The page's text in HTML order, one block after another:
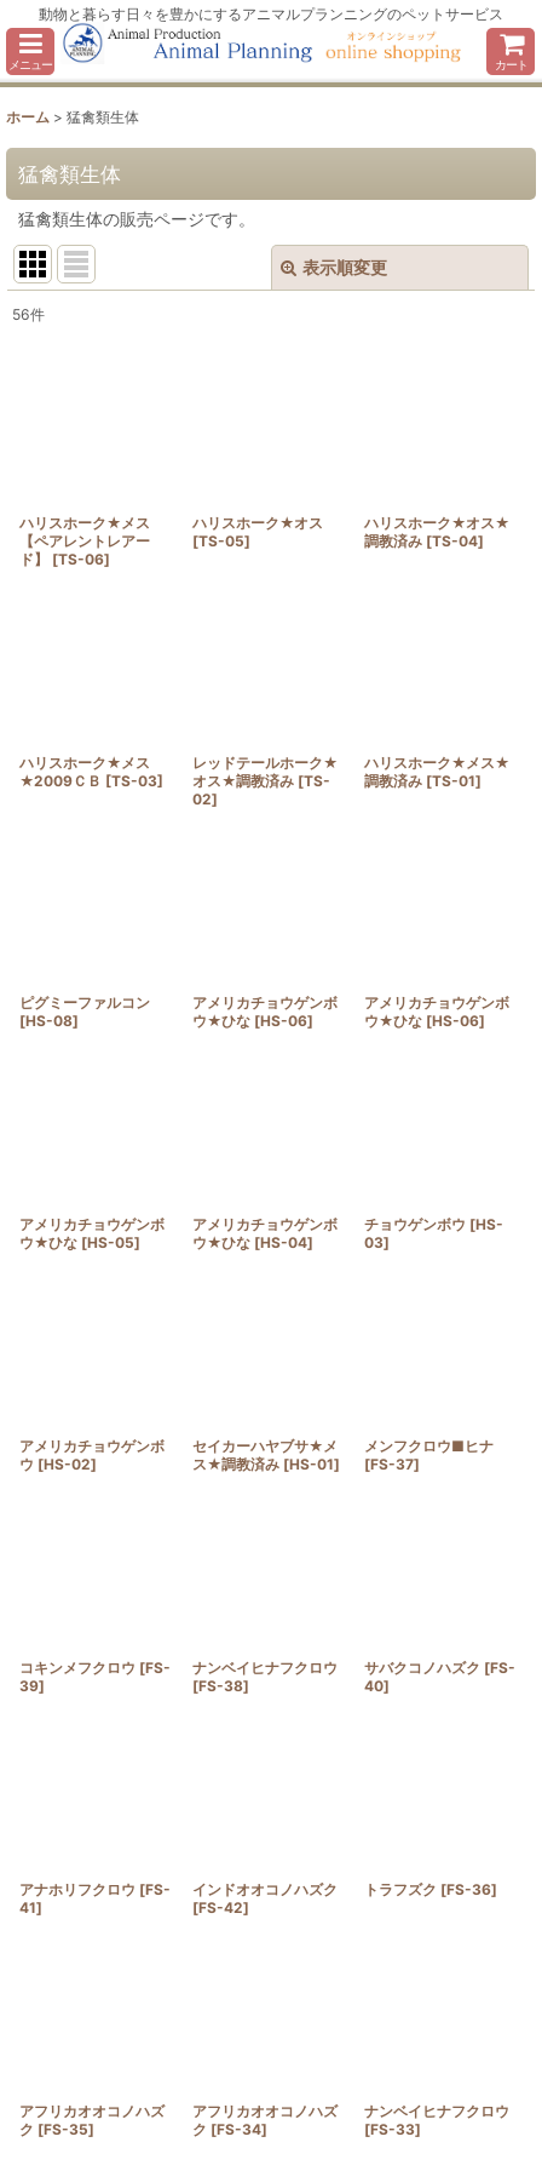
動物と暮らす日々を豊かにするアニマルプランニングのペットサービス
メニュー カート
ホーム > 猛禽類生体
猛禽類生体
猛禽類生体の販売ページです。
表示順変更
絞り込む
56件
ハリスホーク★メス
【ペアレントレアー
ド】
[TS-06]
ハリスホーク★オス
[TS-05]
ハリスホーク★オス★
調教済み [TS-04]
ハリスホーク★メス
★2009ＣＢ [TS-03]
レッドテールホーク★
オス★調教済み [TS-
02]
ハリスホーク★メス★
調教済み [TS-01]
ピグミーファルコン
[HS-08]
アメリカチョウゲンボ
ウ★ひな [HS-06]
アメリカチョウゲンボ
ウ★ひな [HS-06]
アメリカチョウゲンボ
ウ★ひな [HS-05]
アメリカチョウゲンボ
ウ★ひな [HS-04]
チョウゲンボウ [HS-
03]
アメリカチョウゲンボ
ウ [HS-02]
セイカーハヤブサ★メ
ス★調教済み [HS-01]
メンフクロウ■ヒナ
[FS-37]
コキンメフクロウ [FS-
39]
ナンベイヒナフクロウ
[FS-38]
サバクコノハズク [FS-
40]
アナホリフクロウ [FS-
41]
インドオオコノハズク
[FS-42]
トラフズク [FS-36]
アフリカオオコノハズ
ク [FS-35]
アフリカオオコノハズ
ク [FS-34]
ナンベイヒナフクロウ
[FS-33]